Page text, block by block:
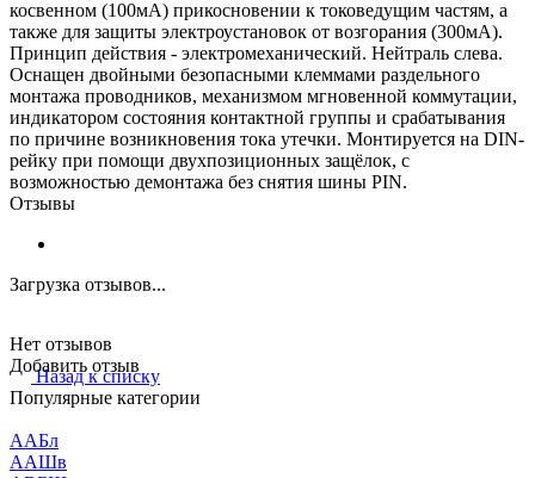
косвенном (100мА) прикосновении к токоведущим частям, а
также для защиты электроустановок от возгорания (300мА).
Принцип действия - электромеханический. Нейтраль слева.
Оснащен двойными безопасными клеммами раздельного
монтажа проводников, механизмом мгновенной коммутации,
индикатором состояния контактной группы и срабатывания
по причине возникновения тока утечки. Монтируется на DIN-
рейку при помощи двухпозиционных защёлок, с
возможностью демонтажа без снятия шины PIN.
Отзывы
Загрузка отзывов...
Нет отзывов
Добавить отзыв
Назад к списку
Популярные категории
ААБл
ААШв